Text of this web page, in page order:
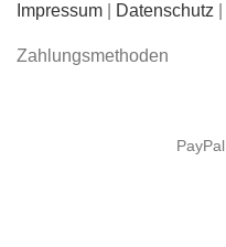
Impressum
Datenschutz
Zahlungsmethoden
PayPal